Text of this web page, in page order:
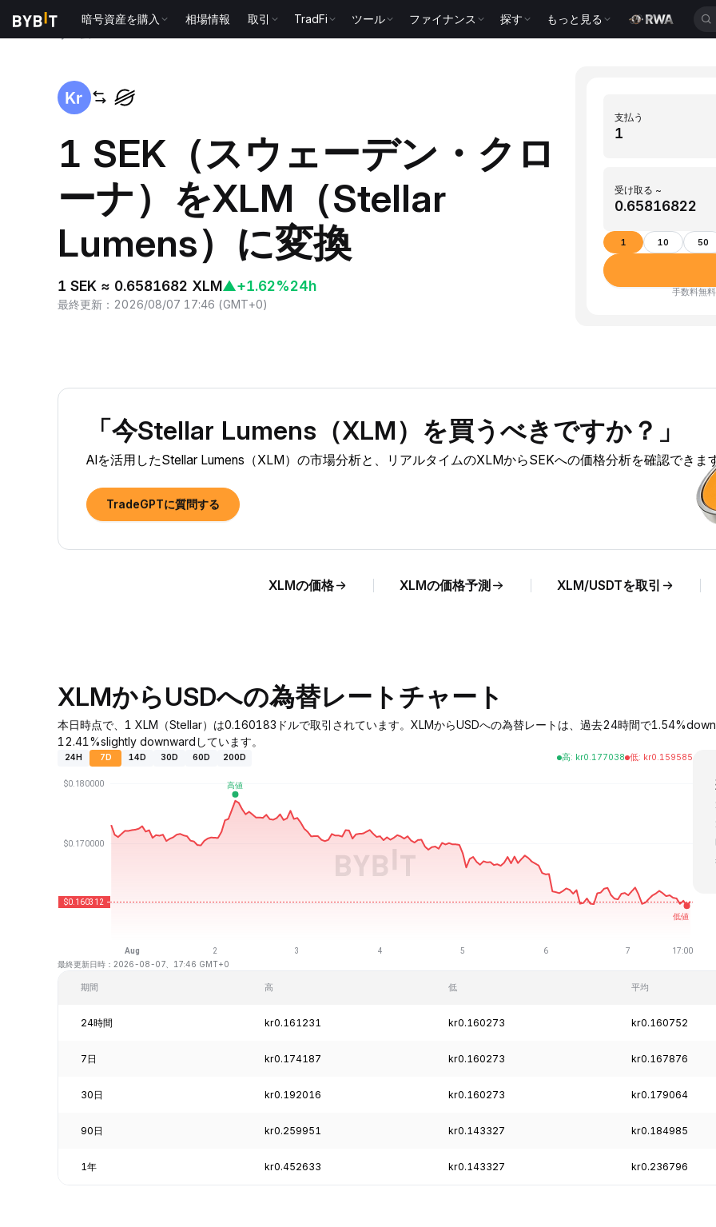
暗号資産を購入 相場情報 取引 TradFi ツール ファイナンス 探す もっと見る
1 SEK（スウェーデン・クロ
ーナ）をXLM（Stellar
Lumens）に変換
1 SEK ≈ 0.6581682 XLM▲+1.62%24h
最終更新 ： 2026/08/07 17:46 (GMT+0)
支払う
受け取る ~
1 10 50
手数料無
「今Stellar Lumens（XLM）を買うべきですか？」
AIを活用したStellar Lumens（XLM）の市場分析と、リアルタイムのXLMからSEKへの価格分析を確認できま
TradeGPTに質問する
XLMの価格 XLMの価格予測 XLM/USDTを取引
XLMからUSDへの為替レートチャート
本日時点で、1 XLM（Stellar）は0.160183ドルで取引されています。XLMからUSDへの為替レートは、過去24時間で
12.41%slightly downwardしています。
24H 7D 14D 30D 60D 200D 高: kr0.177038 低: kr0.159585
最終更新日時：2026-08-07、17:46 GMT+0
期間 高 低 平均
24時間 kr0.161231 kr0.160273 kr0.160752
7日 kr0.174187 kr0.160273 kr0.167876
30日 kr0.192016 kr0.160273 kr0.179064
90日 kr0.259951 kr0.143327 kr0.184985
1年 kr0.452633 kr0.143327 kr0.236796